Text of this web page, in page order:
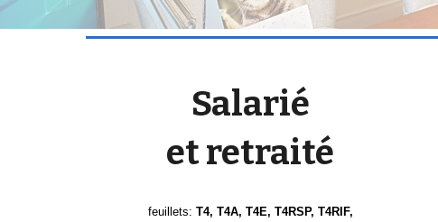
Salarié
et retraité
feuillets: T4, T4A, T4E, T4RSP, T4RIF,